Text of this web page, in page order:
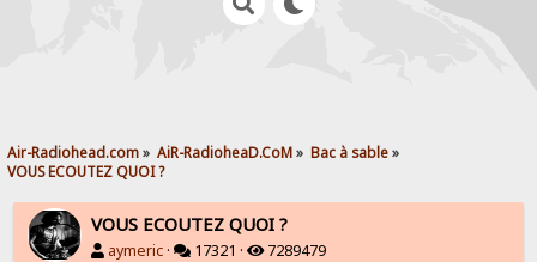
Air-Radiohead.com» AiR-RadioheaD.CoM» Bac à sable»
VOUS ECOUTEZ QUOI ?
VOUS ECOUTEZ QUOI ?
aymeric · 17321 · 7289479